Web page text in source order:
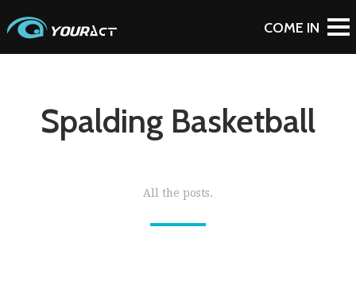
Spalding Basketball
All the posts.